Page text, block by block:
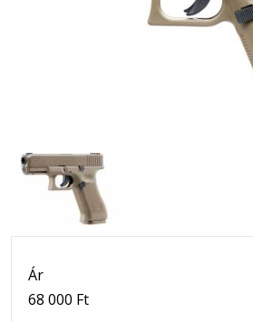
Ár
68 000 Ft